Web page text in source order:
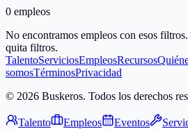
0 empleos
No encontramos empleos con esos
quita filtros.
TalentoServiciosEmpleosRecursos
somosTérminosPrivacidad
© 2026 Buskeros. Todos los derechos
Talento Empleos Eventos